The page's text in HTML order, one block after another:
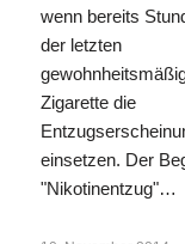
wenn bereits
der letzten
Zigarette die
einsetzen. Der
"Nikotinentzug"…